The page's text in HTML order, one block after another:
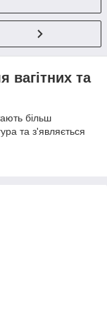
вагітних та
більш
та з'являється
очікування
у пологовому
для